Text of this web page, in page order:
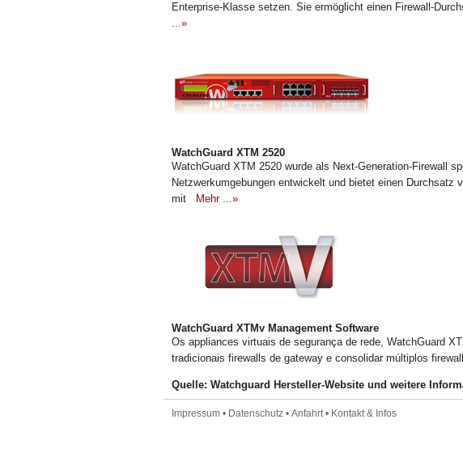
Enterprise-Klasse setzen. Sie ermöglicht einen Firewall-
...»
WatchGuard XTM 2520
WatchGuard XTM 2520 wurde als Next-Generation-Firewall
Netzwerkumgebungen entwickelt und bietet einen Durchsatz
mit
Mehr ...»
WatchGuard XTMv Management Software
Os appliances virtuais de segurança de rede, WatchGuard
tradicionais firewalls de gateway e consolidar múltiplos
Quelle: Watchguard Hersteller-Website und weitere
Impressum • Datenschutz • Anfahrt• Kontakt & Infos